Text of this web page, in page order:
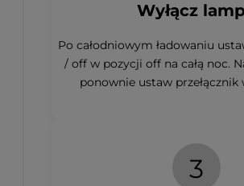
Wyłącz
Po całodniowym ładowaniu
/ off w pozycji off na całą noc.
ponownie ustaw przełącznik
3